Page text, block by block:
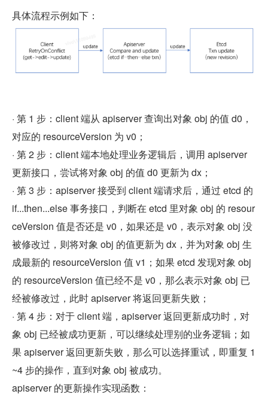
具体流程示例如下：
· 第 1 步：client 端从 apiserver 查询出对象 obj 的值 d0，
对应的 resourceVersion 为 v0；
· 第 2 步：client 端本地处理业务逻辑后，调用 apiserver
更新接口，尝试将对象 obj 的值 d0 更新为 dx；
· 第 3 步：apiserver 接受到 client 端请求后，通过 etcd 的
if...then...else 事务接口，判断在 etcd 里对象 obj 的 resour
ceVersion 值是否还是 v0，如果还是 v0，表示对象 obj 没
被修改过，则将对象 obj 的值更新为 dx，并为对象 obj 生
成最新的 resourceVersion 值 v1；如果 etcd 发现对象 obj
的 resourceVersion 值已经不是 v0，那么表示对象 obj 已
经被修改过，此时 apiserver 将返回更新失败；
· 第 4 步：对于 client 端，apiserver 返回更新成功时，对
象 obj 已经被成功更新，可以继续处理别的业务逻辑；如
果 apiserver 返回更新失败，那么可以选择重试，即重复 1
~4 步的操作，直到对象 obj 被成功。
apiserver 的更新操作实现函数：